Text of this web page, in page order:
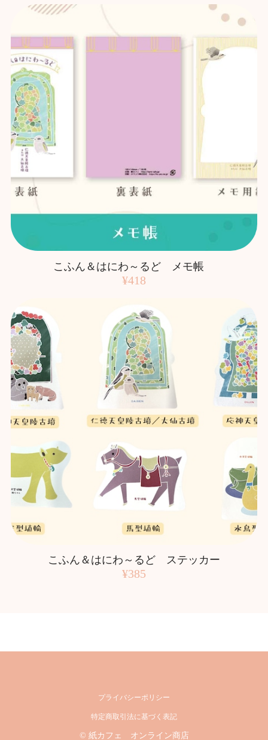
こふん＆はにわ～るど メモ帳
¥418
こふん＆はにわ～るど ステッカー
¥385
プライバシーポリシー
特定商取引法に基づく表記
© 紙カフェ オンライン商店